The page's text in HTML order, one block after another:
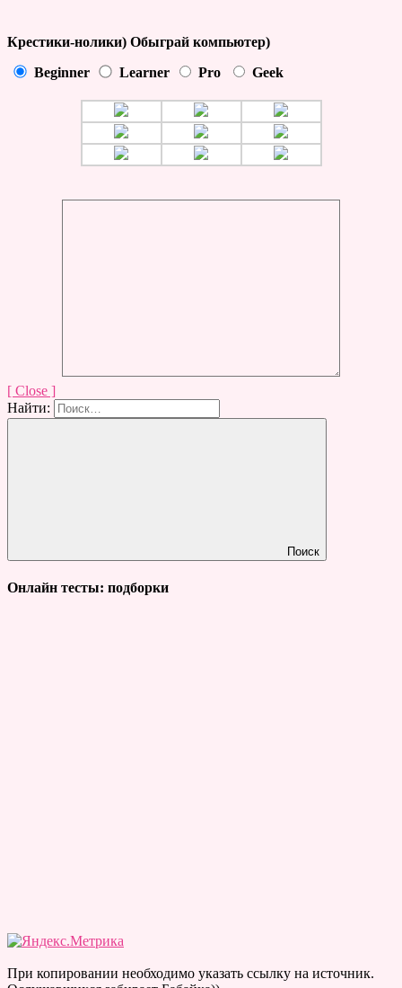
Крестики-нолики) Обыграй компьютер)
Beginner Learner Pro Geek
[ Close ]
Найти:
Поиск
Онлайн тесты: подборки
При копировании необходимо указать ссылку на источник.